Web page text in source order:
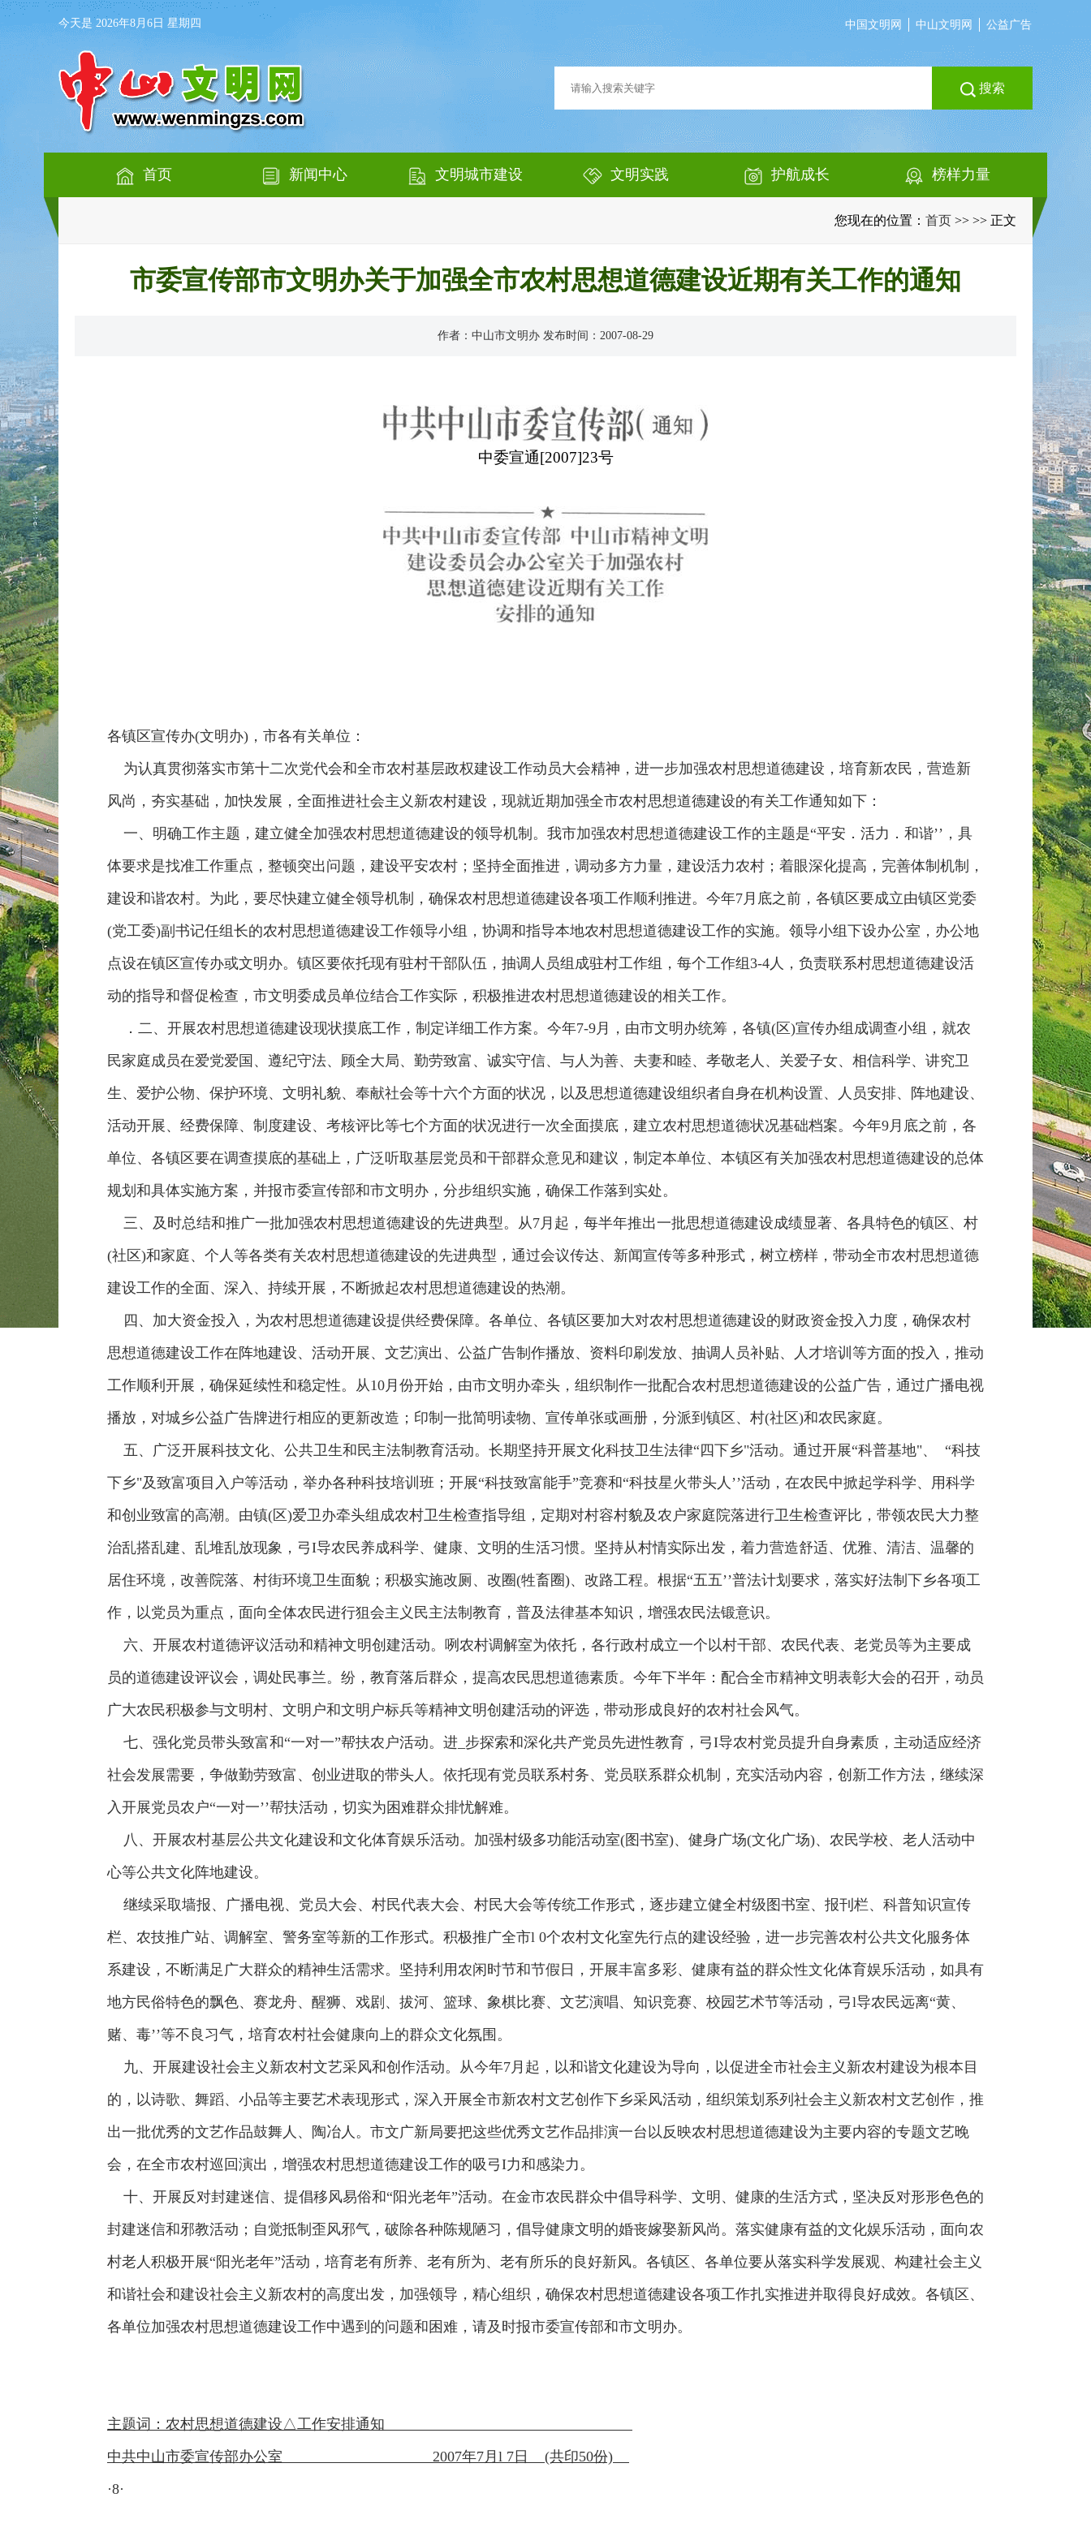
今天是 2026年8月6日 星期四 中国文明网 中山文明网 公益广告
搜索
首页 新闻中心 文明城市建设 文明实践 护航成长 榜样力量
您现在的位置： 首页 >> >> 正文
市委宣传部市文明办关于加强全市农村思想道德建设近期有关工作的通知
作者：中山市文明办 发布时间：2007-08-29
中委宣通[2007]23号
各镇区宣传办(文明办)，市各有关单位：
为认真贯彻落实市第十二次党代会和全市农村基层政权建设工作动员大会精神，进一步加强农村思想道德建设，培育新农民，营造新
风尚，夯实基础，加快发展，全面推进社会主义新农村建设，现就近期加强全市农村思想道德建设的有关工作通知如下：
一、明确工作主题，建立健全加强农村思想道德建设的领导机制。我市加强农村思想道德建设工作的主题是“平安．活力．和谐’’，具
体要求是找准工作重点，整顿突出问题，建设平安农村；坚持全面推进，调动多方力量，建设活力农村；着眼深化提高，完善体制机制，
建设和谐农村。为此，要尽快建立健全领导机制，确保农村思想道德建设各项工作顺利推进。今年7月底之前，各镇区要成立由镇区党委
(党工委)副书记任组长的农村思想道德建设工作领导小组，协调和指导本地农村思想道德建设工作的实施。领导小组下设办公室，办公地
点设在镇区宣传办或文明办。镇区要依托现有驻村干部队伍，抽调人员组成驻村工作组，每个工作组3-4人，负责联系村思想道德建设活
动的指导和督促检查，市文明委成员单位结合工作实际，积极推进农村思想道德建设的相关工作。
．二、开展农村思想道德建设现状摸底工作，制定详细工作方案。今年7-9月，由市文明办统筹，各镇(区)宣传办组成调查小组，就农
民家庭成员在爱党爱国、遵纪守法、顾全大局、勤劳致富、诚实守信、与人为善、夫妻和睦、孝敬老人、关爱子女、相信科学、讲究卫
生、爱护公物、保护环境、文明礼貌、奉献社会等十六个方面的状况，以及思想道德建设组织者自身在机构设置、人员安排、阵地建设、
活动开展、经费保障、制度建设、考核评比等七个方面的状况进行一次全面摸底，建立农村思想道德状况基础档案。今年9月底之前，各
单位、各镇区要在调查摸底的基础上，广泛听取基层党员和干部群众意见和建议，制定本单位、本镇区有关加强农村思想道德建设的总体
规划和具体实施方案，并报市委宣传部和市文明办，分步组织实施，确保工作落到实处。
三、及时总结和推广一批加强农村思想道德建设的先进典型。从7月起，每半年推出一批思想道德建设成绩显著、各具特色的镇区、村
(社区)和家庭、个人等各类有关农村思想道德建设的先进典型，通过会议传达、新闻宣传等多种形式，树立榜样，带动全市农村思想道德
建设工作的全面、深入、持续开展，不断掀起农村思想道德建设的热潮。
四、加大资金投入，为农村思想道德建设提供经费保障。各单位、各镇区要加大对农村思想道德建设的财政资金投入力度，确保农村
思想道德建设工作在阵地建设、活动开展、文艺演出、公益广告制作播放、资料印刷发放、抽调人员补贴、人才培训等方面的投入，推动
工作顺利开展，确保延续性和稳定性。从10月份开始，由市文明办牵头，组织制作一批配合农村思想道德建设的公益广告，通过广播电视
播放，对城乡公益广告牌进行相应的更新改造；印制一批简明读物、宣传单张或画册，分派到镇区、村(社区)和农民家庭。
五、广泛开展科技文化、公共卫生和民主法制教育活动。长期坚持开展文化科技卫生法律“四下乡"活动。通过开展“科普基地"、 “科技
下乡"及致富项目入户等活动，举办各种科技培训班；开展“科技致富能手”竞赛和“科技星火带头人’’活动，在农民中掀起学科学、用科学
和创业致富的高潮。由镇(区)爱卫办牵头组成农村卫生检查指导组，定期对村容村貌及农户家庭院落进行卫生检查评比，带领农民大力整
治乱搭乱建、乱堆乱放现象，弓I导农民养成科学、健康、文明的生活习惯。坚持从村情实际出发，着力营造舒适、优雅、清洁、温馨的
居住环境，改善院落、村街环境卫生面貌；积极实施改厕、改圈(牲畜圈)、改路工程。根据“五五’’普法计划要求，落实好法制下乡各项工
作，以党员为重点，面向全体农民进行狙会主义民主法制教育，普及法律基本知识，增强农民法锻意识。
六、开展农村道德评议活动和精神文明创建活动。咧农村调解室为依托，各行政村成立一个以村干部、农民代表、老党员等为主要成
员的道德建设评议会，调处民事兰。纷，教育落后群众，提高农民思想道德素质。今年下半年：配合全市精神文明表彰大会的召开，动员
广大农民积极参与文明村、文明户和文明户标兵等精神文明创建活动的评选，带动形成良好的农村社会风气。
七、强化党员带头致富和“一对一”帮扶农户活动。进_步探索和深化共产党员先进性教育，弓I导农村党员提升自身素质，主动适应经济
社会发展需要，争做勤劳致富、创业进取的带头人。依托现有党员联系村务、党员联系群众机制，充实活动内容，创新工作方法，继续深
入开展党员农户“一对一’’帮扶活动，切实为困难群众排忧解难。
八、开展农村基层公共文化建设和文化体育娱乐活动。加强村级多功能活动室(图书室)、健身广场(文化广场)、农民学校、老人活动中
心等公共文化阵地建设。
继续采取墙报、广播电视、党员大会、村民代表大会、村民大会等传统工作形式，逐步建立健全村级图书室、报刊栏、科普知识宣传
栏、农技推广站、调解室、警务室等新的工作形式。积极推广全市l 0个农村文化室先行点的建设经验，进一步完善农村公共文化服务体
系建设，不断满足广大群众的精神生活需求。坚持利用农闲时节和节假日，开展丰富多彩、健康有益的群众性文化体育娱乐活动，如具有
地方民俗特色的飘色、赛龙舟、醒狮、戏剧、拔河、篮球、象棋比赛、文艺演唱、知识竞赛、校园艺术节等活动，弓l导农民远离“黄、
赌、毒’’等不良习气，培育农村社会健康向上的群众文化氛围。
九、开展建设社会主义新农村文艺采风和创作活动。从今年7月起，以和谐文化建设为导向，以促进全市社会主义新农村建设为根本目
的，以诗歌、舞蹈、小品等主要艺术表现形式，深入开展全市新农村文艺创作下乡采风活动，组织策划系列社会主义新农村文艺创作，推
出一批优秀的文艺作品鼓舞人、陶冶人。市文广新局要把这些优秀文艺作品排演一台以反映农村思想道德建设为主要内容的专题文艺晚
会，在全市农村巡回演出，增强农村思想道德建设工作的吸弓I力和感染力。
十、开展反对封建迷信、提倡移风易俗和“阳光老年”活动。在金市农民群众中倡导科学、文明、健康的生活方式，坚决反对形形色色的
封建迷信和邪教活动；自觉抵制歪风邪气，破除各种陈规陋习，倡导健康文明的婚丧嫁娶新风尚。落实健康有益的文化娱乐活动，面向农
村老人积极开展“阳光老年”活动，培育老有所养、老有所为、老有所乐的良好新风。各镇区、各单位要从落实科学发展观、构建社会主义
和谐社会和建设社会主义新农村的高度出发，加强领导，精心组织，确保农村思想道德建设各项工作扎实推进并取得良好成效。各镇区、
各单位加强农村思想道德建设工作中遇到的问题和困难，请及时报市委宣传部和市文明办。
主题词：农村思想道德建设△工作安排通知
中共中山市委宣传部办公室 2007年7月l 7日 (共印50份)
·8·